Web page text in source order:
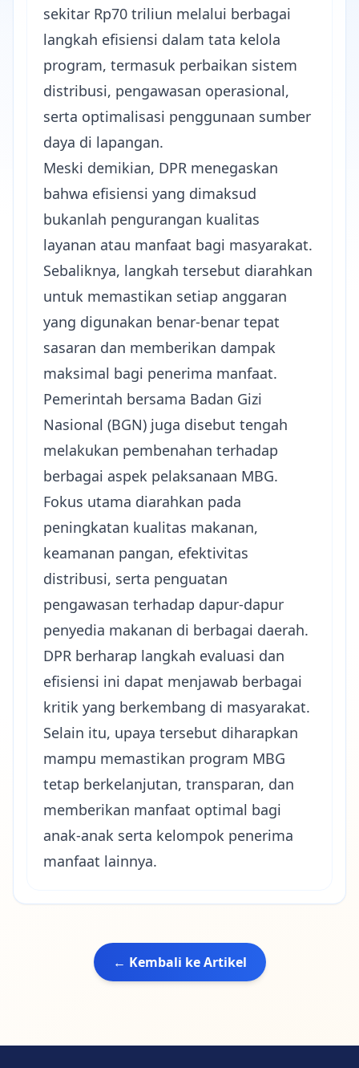
sekitar Rp70 triliun melalui berbagai
langkah efisiensi dalam tata kelola
program, termasuk perbaikan sistem
distribusi, pengawasan operasional,
serta optimalisasi penggunaan sumber
daya di lapangan.
Meski demikian, DPR menegaskan
bahwa efisiensi yang dimaksud
bukanlah pengurangan kualitas
layanan atau manfaat bagi masyarakat.
Sebaliknya, langkah tersebut diarahkan
untuk memastikan setiap anggaran
yang digunakan benar-benar tepat
sasaran dan memberikan dampak
maksimal bagi penerima manfaat.
Pemerintah bersama Badan Gizi
Nasional (BGN) juga disebut tengah
melakukan pembenahan terhadap
berbagai aspek pelaksanaan MBG.
Fokus utama diarahkan pada
peningkatan kualitas makanan,
keamanan pangan, efektivitas
distribusi, serta penguatan
pengawasan terhadap dapur-dapur
penyedia makanan di berbagai daerah.
DPR berharap langkah evaluasi dan
efisiensi ini dapat menjawab berbagai
kritik yang berkembang di masyarakat.
Selain itu, upaya tersebut diharapkan
mampu memastikan program MBG
tetap berkelanjutan, transparan, dan
memberikan manfaat optimal bagi
anak-anak serta kelompok penerima
manfaat lainnya.
← Kembali ke Artikel